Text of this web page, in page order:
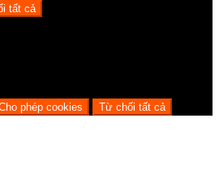
tất cả
phép cookies Từ chối tất cả